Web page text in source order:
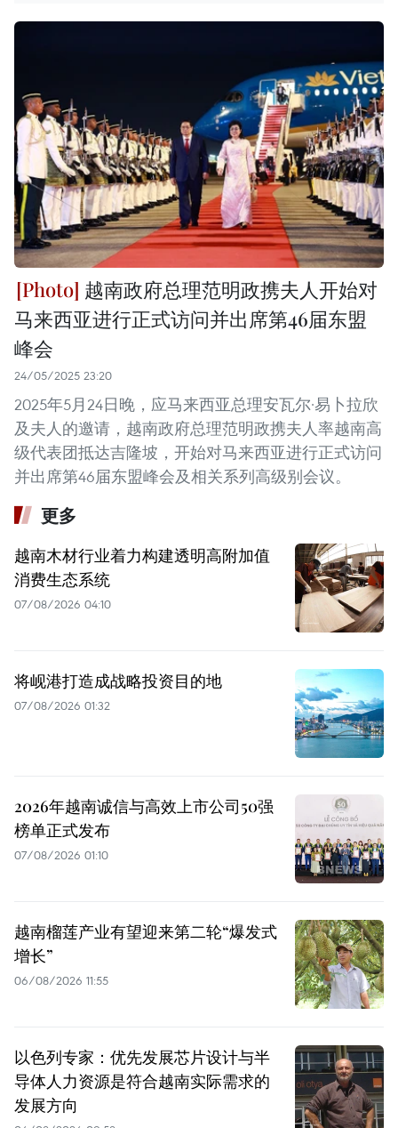
越南政府总理范明政携夫人开始对
马来西亚进行正式访问并出席第46届东盟
峰会
24/05/2025 23:20
2025年5月24日晚，应马来西亚总理安瓦尔·易卜拉欣
及夫人的邀请，越南政府总理范明政携夫人率越南高
级代表团抵达吉隆坡，开始对马来西亚进行正式访问
并出席第46届东盟峰会及相关系列高级别会议。
更多
越南木材行业着力构建透明高附加值
消费生态系统
07/08/2026 04:10
将岘港打造成战略投资目的地
07/08/2026 01:32
2026年越南诚信与高效上市公司50强
榜单正式发布
07/08/2026 01:10
越南榴莲产业有望迎来第二轮“爆发式
增长”
06/08/2026 11:55
以色列专家：优先发展芯片设计与半
导体人力资源是符合越南实际需求的
发展方向